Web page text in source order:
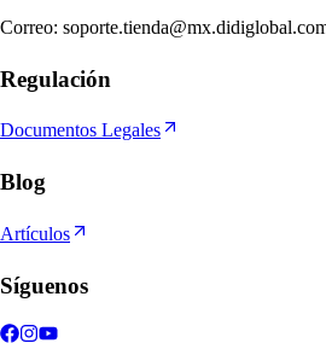
Correo:
Regulación
Documentos Legales
Blog
Artículos
Síguenos